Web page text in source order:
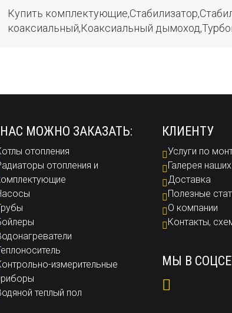
Купить
коаксиальный,Коаксиальный
МОЖНО ЗАКАЗАТЬ:
отопления
отопления и
измерительные
теплый пол
КЛИЕНТУ
Услуги по
Галерея
Доставка
Полезные
О компании
Контакты,
МЫ В